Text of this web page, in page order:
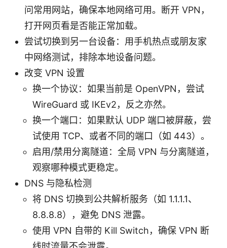
问常用网站，确保本地网络可用。断开 VPN，
打开网页看是否能正常加载。
尝试切换到另一台设备：用手机热点或朋友家
中网络测试，排除本地设备问题。
改变 VPN 设置
换一个协议：如果当前是 OpenVPN，尝试
WireGuard 或 IKEv2，反之亦然。
换一个端口：如果默认 UDP 端口被屏蔽，尝
试使用 TCP、或者不同的端口（如 443）。
启用/禁用分离隧道：全局 VPN 与分离隧道，
观察哪种模式更稳定。
DNS 与隐私检测
将 DNS 切换到公共解析服务（如 1.1.1.1、
8.8.8.8），避免 DNS 泄露。
使用 VPN 自带的 Kill Switch，确保 VPN 断